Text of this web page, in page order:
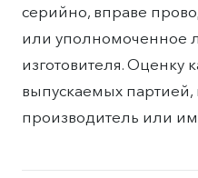
серийно, вправе
или уполномоченное
изготовителя. Оценку
выпускаемых
производитель или